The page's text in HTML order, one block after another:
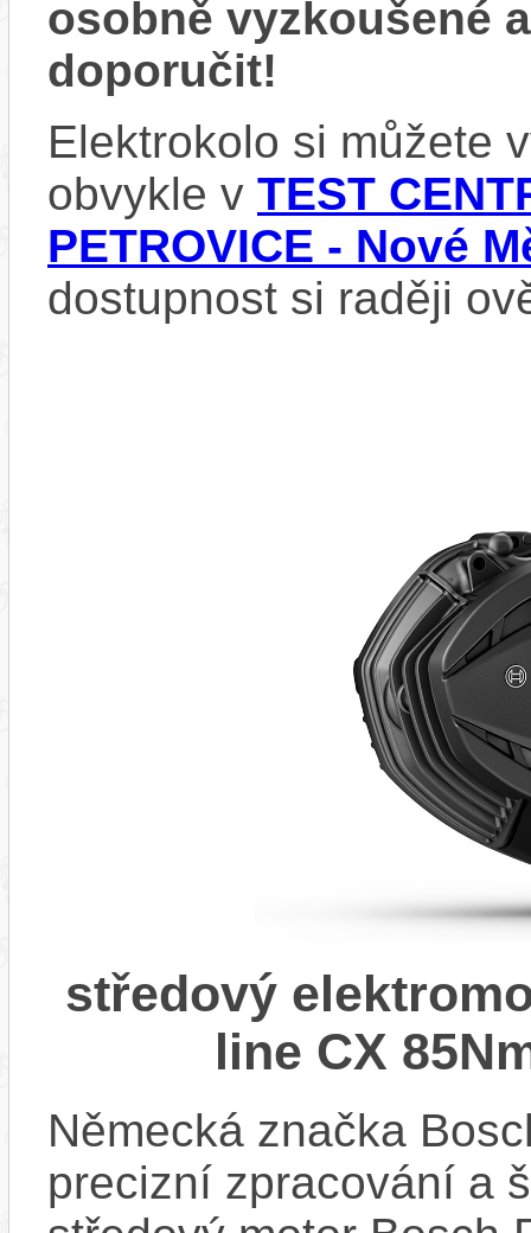
osobně vyzkoušené
doporučit!
Elektrokolo si můžete
obvykle v TEST
PETROVICE - Nové
dostupnost si raději
středový
line CX
Německá značka
precizní zpracování a